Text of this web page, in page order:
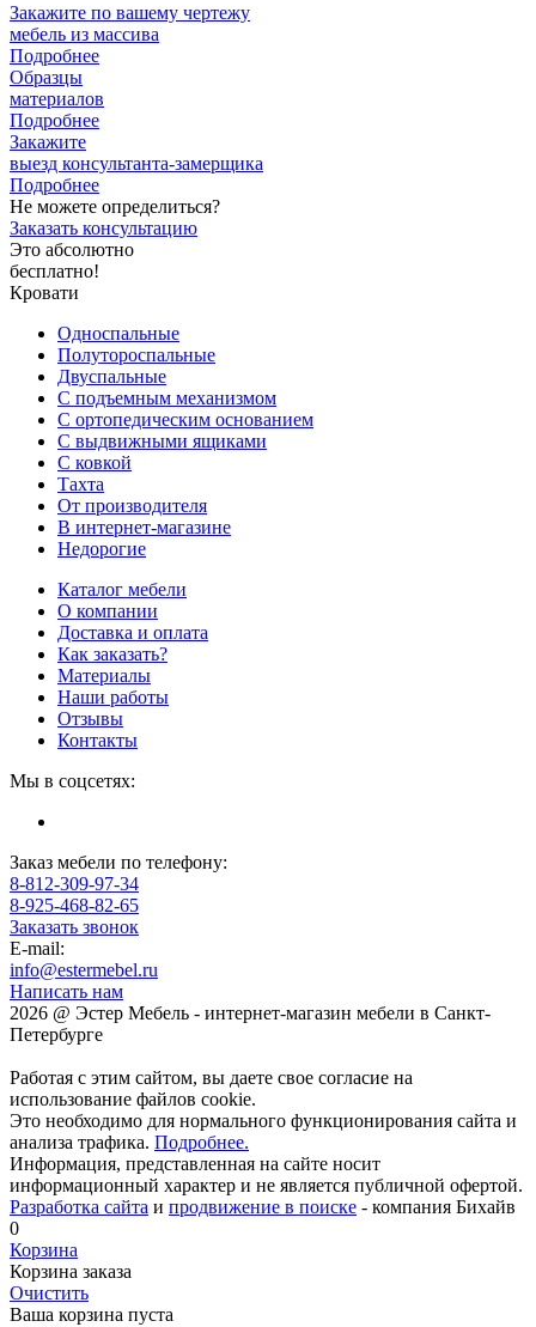
Закажите по вашему чертежу
мебель из массива
Подробнее
Образцы
материалов
Подробнее
Закажите
выезд консультанта-замерщика
Подробнее
Не можете определиться?
Заказать консультацию
Это абсолютно
бесплатно!
Кровати
Односпальные
Полутороспальные
Двуспальные
С подъемным механизмом
С ортопедическим основанием
С выдвижными ящиками
С ковкой
Тахта
От производителя
В интернет-магазине
Недорогие
Каталог мебели
О компании
Доставка и оплата
Как заказать?
Материалы
Наши работы
Отзывы
Контакты
Мы в соцсетях:
Заказ мебели по телефону:
8-812-309-97-34
8-925-468-82-65
Заказать звонок
E-mail:
info@estermebel.ru
Написать нам
2026 @ Эстер Мебель - интернет-магазин мебели в Санкт-
Петербурге
Работая с этим сайтом, вы даете свое согласие на
использование файлов cookie.
Это необходимо для нормального функционирования сайта и
анализа трафика. Подробнее.
Информация, представленная на сайте носит
информационный характер и не является публичной офертой.
Разработка сайта и продвижение в поиске - компания Бихайв
0
Корзина
Корзина заказа
Очистить
Ваша корзина пуста